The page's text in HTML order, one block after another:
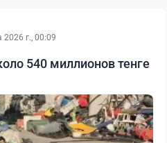
2026 г., 00:09
540 миллионов тенге